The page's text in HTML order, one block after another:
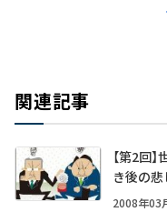
関連記事
【第2回
き後の
2008年03